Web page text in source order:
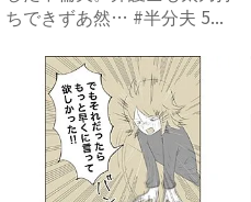
ちできずあ然… #半分夫 5...